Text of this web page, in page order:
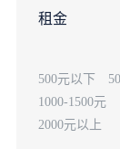
租金
500元以下
1000-1500元
2000元以上